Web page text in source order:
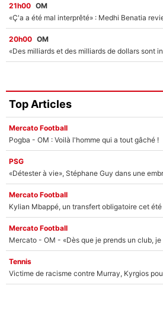
21h00 OM
20h00 OM
Top Articles
Mercato Football
Pogba - OM : Voilà l'homme qui a tout gâché !
PSG
«Détester à vie», Stéphane Guy dans une
Mercato Football
Kylian Mbappé, un transfert obligatoire cet été
Mercato Football
Tennis